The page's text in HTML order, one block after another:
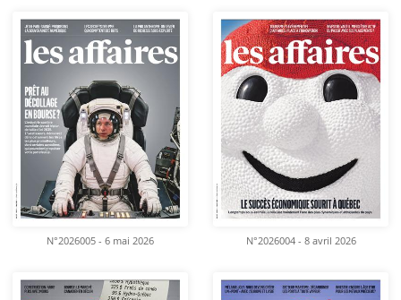
N°2026005 - 6 mai 2026 N°2026004 - 8 avril 2026